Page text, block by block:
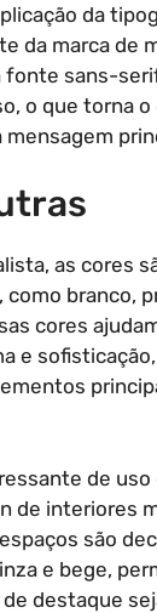
da
da marca de
fonte sans-
o que torna
mensagem
as cores
como branco,
cores
e
de uso
de interiores
são
e bege,
destaque